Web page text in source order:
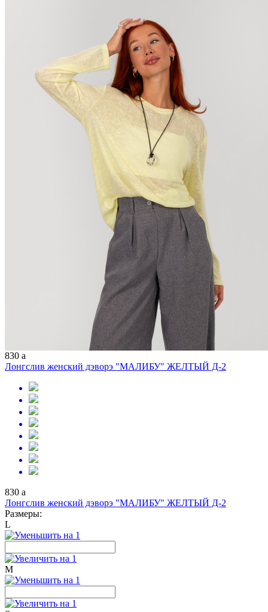
830 a
Лонгслив женский дэворэ "МАЛИБУ" ЖЕЛТЫЙ Д-2
830 a
Лонгслив женский дэворэ "МАЛИБУ" ЖЕЛТЫЙ Д-2
Размеры:
L
M